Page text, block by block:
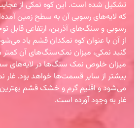
تشکیل شده است. این کوه نمکی از
که لایه‌های رسوبی آن به سطح زمین
رسوبی و سنگ‌های آذرین، ارتفاعی قابل
از آن با عنوان کوه نمکدان قشم یاد
گنبد نمکی، میزان نمک‌سنگ‌های آن کمتر
میزان خلوص نمک سنگ‌ها در لایه‌های
بیشتر از سایر قسمت‌ها خواهد بود. غار
می‌شود و اقلیم گرم و خشک قشم بهترین
غار به وجود آورده است.